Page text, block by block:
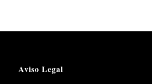
Aviso Legal